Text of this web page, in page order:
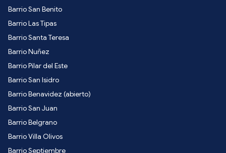
Barrio San Benito
Barrio Las Tipas
Barrio Santa Teresa
Barrio Nuñez
Barrio Pilar del Este
Barrio San Isidro
Barrio Benavidez (abierto)
Barrio San Juan
Barrio Belgrano
Barrio Villa Olivos
Barrio Septiembre